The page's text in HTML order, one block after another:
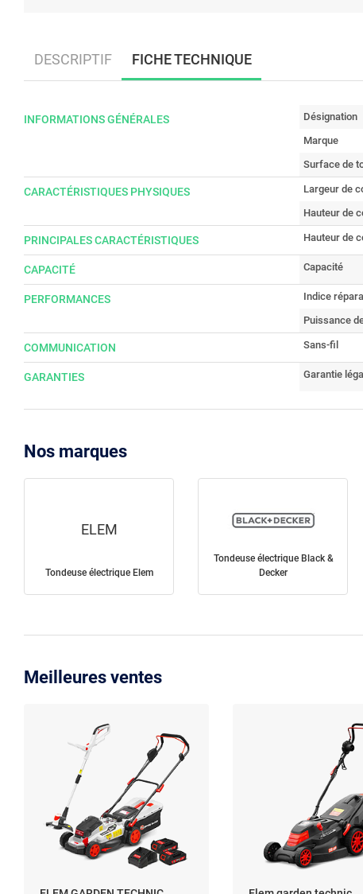
DESCRIPTIF FICHE TECHNIQUE
INFORMATIONS GÉNÉRALES Désignation
Marque
Surface de
CARACTÉRISTIQUES PHYSIQUES Largeur de
Hauteur de
PRINCIPALES CARACTÉRISTIQUES Hauteur de
CAPACITÉ Capacité
PERFORMANCES Indice
Puissance
COMMUNICATION Sans-fil
GARANTIES Garantie
Nos marques
ELEM
Tondeuse électrique Elem
Tondeuse électrique Black &
Decker
Meilleures ventes